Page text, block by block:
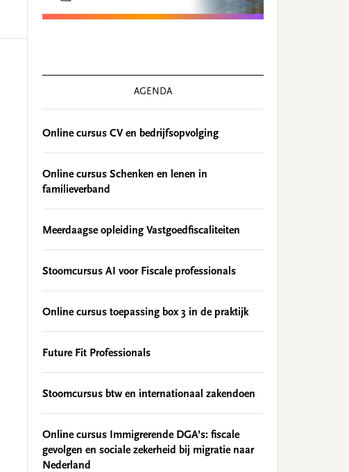
AGENDA
Online cursus CV en bedrijfsopvolging
Online cursus Schenken en lenen in
familieverband
Meerdaagse opleiding Vastgoedfiscaliteiten
Stoomcursus AI voor Fiscale professionals
Online cursus toepassing box 3 in de praktijk
Future Fit Professionals
Stoomcursus btw en internationaal zakendoen
Online cursus Immigrerende DGA’s: fiscale
gevolgen en sociale zekerheid bij migratie naar
Nederland